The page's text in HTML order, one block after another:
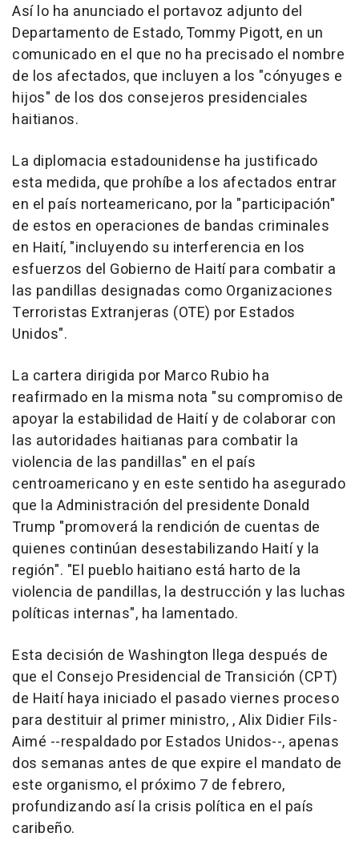
Así lo ha anunciado el portavoz adjunto del
Departamento de Estado, Tommy Pigott, en un
comunicado en el que no ha precisado el nombre
de los afectados, que incluyen a los "cónyuges e
hijos" de los dos consejeros presidenciales
haitianos.
La diplomacia estadounidense ha justificado
esta medida, que prohíbe a los afectados entrar
en el país norteamericano, por la "participación"
de estos en operaciones de bandas criminales
en Haití, "incluyendo su interferencia en los
esfuerzos del Gobierno de Haití para combatir a
las pandillas designadas como Organizaciones
Terroristas Extranjeras (OTE) por Estados
Unidos".
La cartera dirigida por Marco Rubio ha
reafirmado en la misma nota "su compromiso de
apoyar la estabilidad de Haití y de colaborar con
las autoridades haitianas para combatir la
violencia de las pandillas" en el país
centroamericano y en este sentido ha asegurado
que la Administración del presidente Donald
Trump "promoverá la rendición de cuentas de
quienes continúan desestabilizando Haití y la
región". "El pueblo haitiano está harto de la
violencia de pandillas, la destrucción y las luchas
políticas internas", ha lamentado.
Esta decisión de Washington llega después de
que el Consejo Presidencial de Transición (CPT)
de Haití haya iniciado el pasado viernes proceso
para destituir al primer ministro, , Alix Didier Fils-
Aimé --respaldado por Estados Unidos--, apenas
dos semanas antes de que expire el mandato de
este organismo, el próximo 7 de febrero,
profundizando así la crisis política en el país
caribeño.